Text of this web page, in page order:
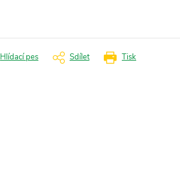
Tisk
Hlídací pes Sdílet